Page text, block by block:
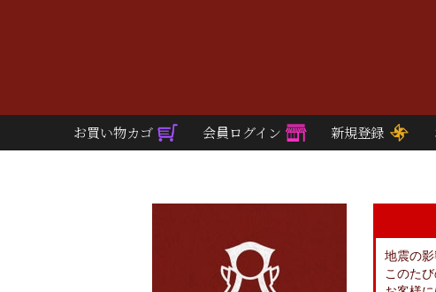
お買い物カゴ 会員ログイン 新規登録
地震の
このた